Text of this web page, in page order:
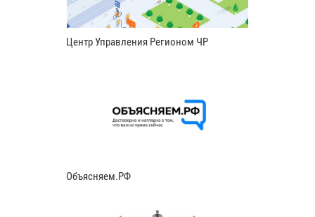
Центр Управления Регионом ЧР
Объясняем.РФ